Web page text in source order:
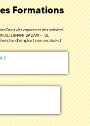
Formations
Droit des espaces et des activités
ALTERNANT S9 DAM
UE
d'emploi ( non evalués )
)